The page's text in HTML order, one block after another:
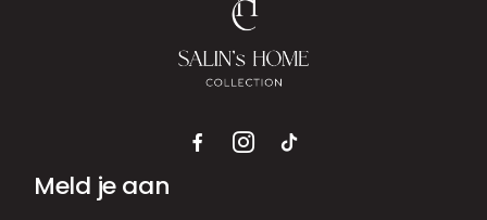
Meld je aan